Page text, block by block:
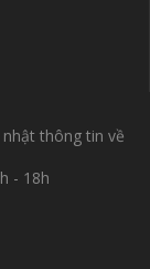
thông tin về
- 18h